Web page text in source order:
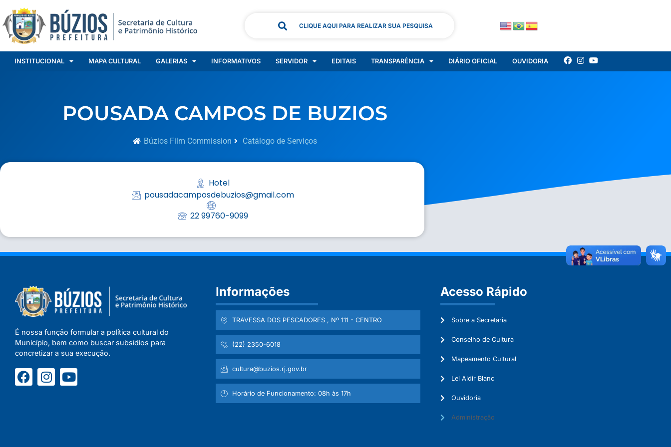
CLIQUE AQUI PARA REALIZAR SUA PESQUISA
INSTITUCIONAL MAPA CULTURAL GALERIAS INFORMATIVOS SERVIDOR EDITAIS TRANSPARÊNCIA DIÁRIO OFICIAL OUVIDORIA
POUSADA CAMPOS DE BUZIOS
Búzios Film Commission Catálogo de Serviços
Hotel
pousadacamposdebuzios@gmail.com
22 99760-9099
É nossa função formular a política cultural do
Município, bem como buscar subsídios para
concretizar a sua execução.
Informações
TRAVESSA DOS PESCADORES , Nº 111 - CENTRO
(22) 2350-6018
cultura@buzios.rj.gov.br
Horário de Funcionamento: 08h às 17h
Acesso Rápido
Sobre a Secretaria
Conselho de Cultura
Mapeamento Cultural
Lei Aldir Blanc
Ouvidoria
Administração